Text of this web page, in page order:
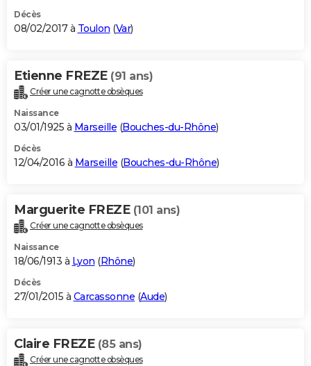
Décès
08/02/2017 à Toulon (Var)
Etienne FREZE (91 ans)
Créer une cagnotte obsèques
Naissance
03/01/1925 à Marseille (Bouches-du-Rhône)
Décès
12/04/2016 à Marseille (Bouches-du-Rhône)
Marguerite FREZE (101 ans)
Créer une cagnotte obsèques
Naissance
18/06/1913 à Lyon (Rhône)
Décès
27/01/2015 à Carcassonne (Aude)
Claire FREZE (85 ans)
Créer une cagnotte obsèques